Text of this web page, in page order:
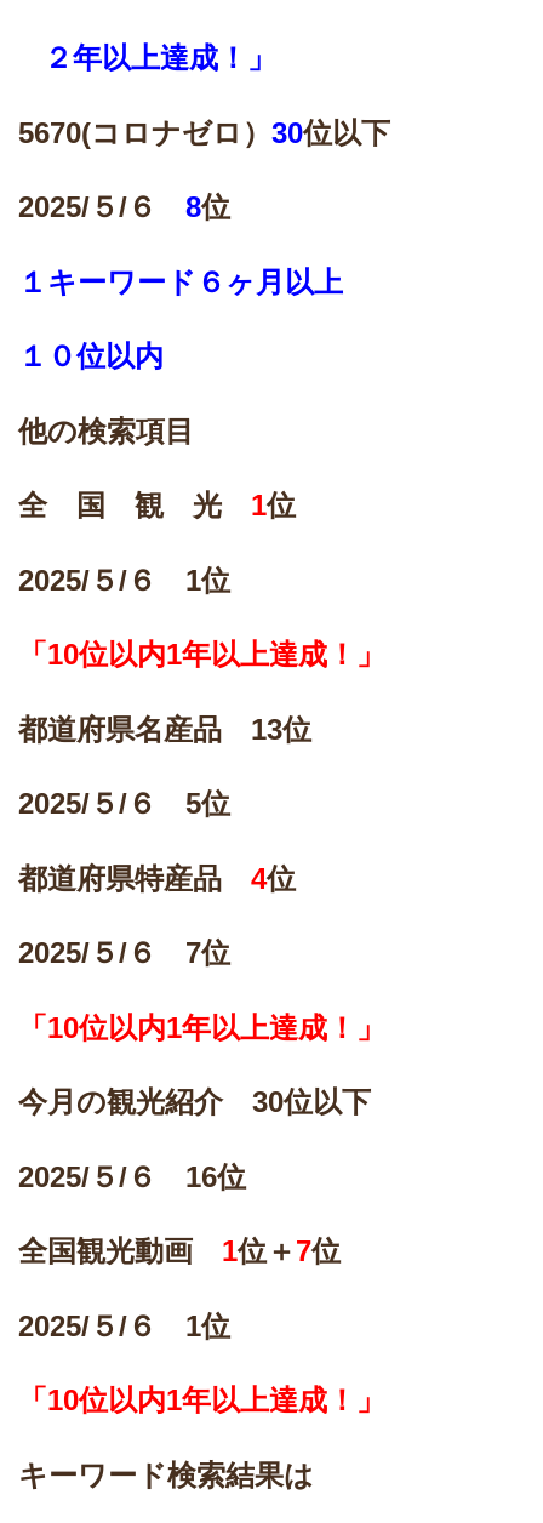
２年以上達成！」
5670(コロナゼロ） 30位以下
2025/ ５/６ 8位
１キーワード６ヶ月以上
１０位以内
他の検索項目
全 国 観 光 1位
2025/ ５/６ 1位
「10位以内1年以上達成！」
都道府県名産品 13位
2025/ ５/６ 5位
都道府県特産品 4位
2025/ ５/６ 7位
「10位以内1年以上達成！」
今月の観光紹介 30位以下
2025/ ５/６ 16位
全国観光動画 1位＋7位
2025/ ５/６ 1位
「10位以内1年以上達成！」
キーワード検索結果は